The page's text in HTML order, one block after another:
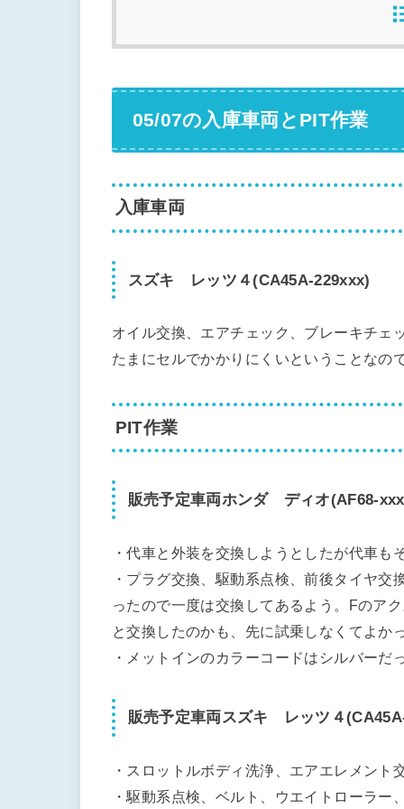
05/07の入庫車両とPIT作業
入庫車両
スズキ レッツ４(CA45A-229xxx)
オイル交換、エアチェック、ブレーキチェ
たまにセルでかかりにくいということなの
PIT作業
販売予定車両ホンダ ディオ(AF68-
・代車と外装を交換しようとしたが代車
・プラグ交換、駆動系点検、前後タイヤ
ったので一度は交換してあるよう。Fのア
と交換したのかも、先に試乗しなくてよか
・メットインのカラーコードはシルバーだ
販売予定車両スズキ レッツ４
・スロットルボディ洗浄、エアエレメン
・駆動系点検、ベルト、ウエイトローラ